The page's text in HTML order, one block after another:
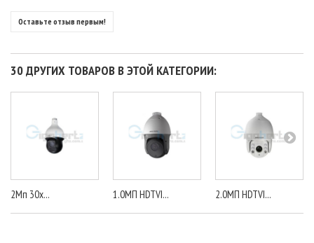
Оставьте отзыв первым!
30 ДРУГИХ ТОВАРОВ В ЭТОЙ КАТЕГОРИИ:
2Mп 30x... 1.0МП HDTVI... 2.0МП HDTVI...